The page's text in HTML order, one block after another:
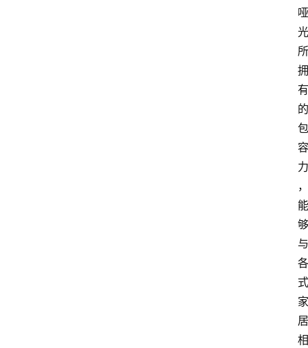
哑
光
所
拥
有
的
包
容
力
，
能
够
与
各
式
家
居
相